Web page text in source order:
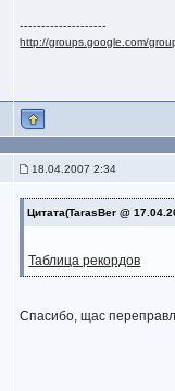
--------------------
http://groups.google.com/
18.04.2007 2:34
Цитата(TarasBer @
Таблица рекордов
Спасибо, щас